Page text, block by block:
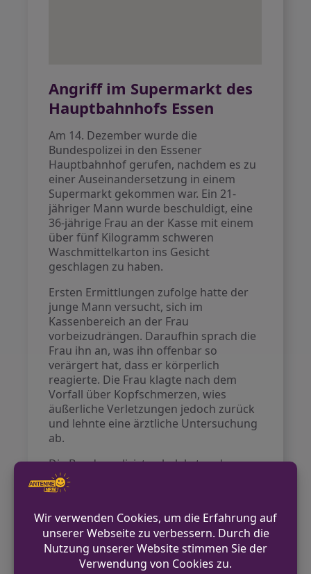
Angriff im Supermarkt des
Hauptbahnhofs Essen
Am 14. Dezember wurde die
Bundespolizei in den Essener
Hauptbahnhof gerufen, nachdem es zu
einer Auseinandersetzung in einem
Supermarkt gekommen war. Ein 21-
jähriger Mann wurde beschuldigt, eine
36-jährige Frau an der Kasse mit einem
über fünf Kilogramm schweren
Waschmittelkarton ins Gesicht
geschlagen zu haben.
Ersten Ermittlungen zufolge hatte der
junge Mann versucht, sich im
Kassenbereich an der Frau
vorbeizudrängen. Daraufhin sprach die
Frau ihn an, was ihn offenbar so
verärgert hat, dass er körperlich
reagierte. Die Frau klagte nach dem
Vorfall über Kopfschmerzen, wies
äußerliche Verletzungen jedoch zurück
und lehnte eine ärztliche Untersuchung
ab.
Die Bundespolizisten belehrten den
Tatverdächtigen, der von seinem Recht
auf Aussageverweigerung Gebrauch
polizeilichen Maßnahmen wurden beide
Personen entlassen. Die Bundespolizei
hat ein Ermittlungsverfahren wegen
gefährlicher Körperverletzung gegen